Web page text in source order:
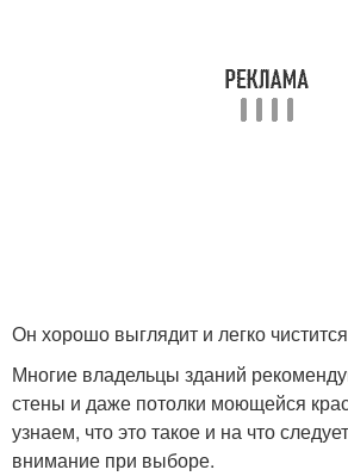
Он хорошо выглядит и легко
Многие владельцы зданий
стены и даже потолки моющейся
узнаем, что это такое и на что
внимание при выборе.